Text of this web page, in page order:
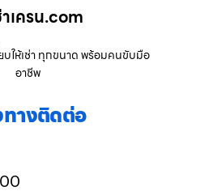
าเครน.com
บให้เช่า ทุกขนาด พร้อมคนขับมือ
อาชีพ
างติดต่อ